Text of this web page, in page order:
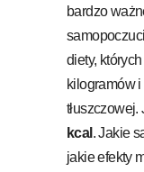
bardzo
diety,
kilogramów
kcal . Jakie
jakie efekty